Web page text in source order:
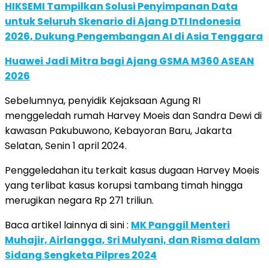
HIKSEMI Tampilkan Solusi Penyimpanan Data
untuk Seluruh Skenario di Ajang DTI Indonesia
2026, Dukung Pengembangan AI di Asia Tenggara
Huawei Jadi Mitra bagi Ajang GSMA M360 ASEAN
2026
Sebelumnya, penyidik Kejaksaan Agung RI
menggeledah rumah Harvey Moeis dan Sandra Dewi di
kawasan Pakubuwono, Kebayoran Baru, Jakarta
Selatan, Senin 1 april 2024.
Penggeledahan itu terkait kasus dugaan Harvey Moeis
yang terlibat kasus korupsi tambang timah hingga
merugikan negara Rp 271 triliun.
Baca artikel lainnya di sini : MK Panggil Menteri
Muhajir, Airlangga, Sri Mulyani, dan Risma dalam
Sidang Sengketa Pilpres 2024